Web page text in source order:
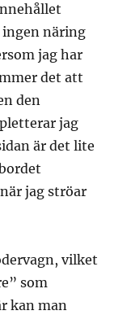
ingen näring
jag har
det att
den
jag
är det lite
jag ströar
vilket
som
kan man